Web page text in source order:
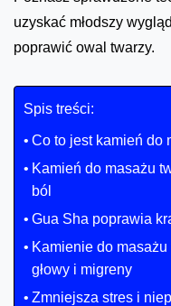
uzyskać młodszy
poprawić owal twarzy.
Spis treści:
Co to jest kamień do
Kamień do masażu
ból
Gua Sha poprawia
Kamienie do
głowy i migreny
Zmniejsza stres i